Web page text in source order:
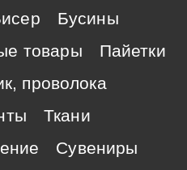
Бусины
товары
Пайетки
проволока
Ткани
Сувениры